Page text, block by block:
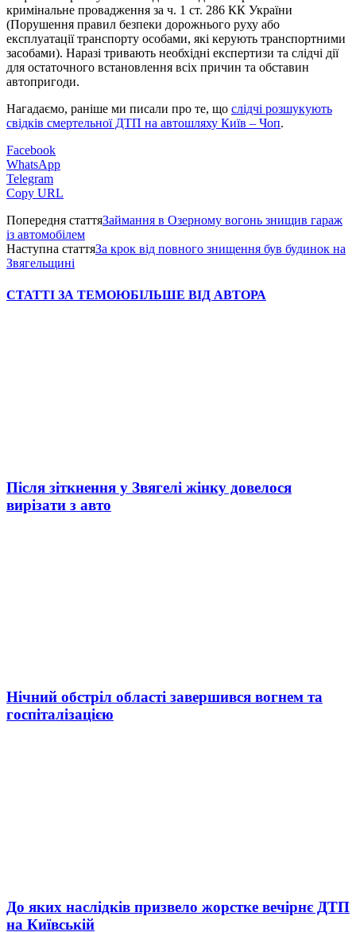
кримінальне провадження за ч. 1 ст. 286 КК України
(Порушення правил безпеки дорожнього руху або
експлуатації транспорту особами, які керують транспортними
засобами). Наразі тривають необхідні експертизи та слідчі дії
для остаточного встановлення всіх причин та обставин
автопригоди.
Нагадаємо, раніше ми писали про те, що слідчі розшукують
свідків смертельної ДТП на автошляху Київ – Чоп.
Facebook
WhatsApp
Telegram
Copy URL
Попередня статтяЗаймання в Озерному вогонь знищив гараж
із автомобілем
Наступна статтяЗа крок від повного знищення був будинок на
Звягельщині
СТАТТІ ЗА ТЕМОЮБІЛЬШЕ ВІД АВТОРА
Після зіткнення у Звягелі жінку довелося
вирізати з авто
Нічний обстріл області завершився вогнем та
госпіталізацією
До яких наслідків призвело жорстке вечірнє ДТП
на Київській